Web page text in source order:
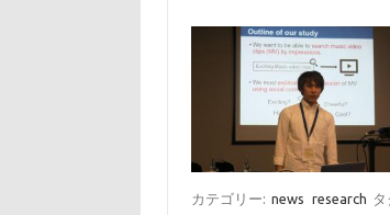
カテゴリー: news research タ